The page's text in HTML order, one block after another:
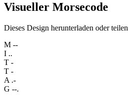
Visueller Morsecode
Dieses Design herunterladen oder teilen
M --
I ..
T -
T -
A .-
G --.